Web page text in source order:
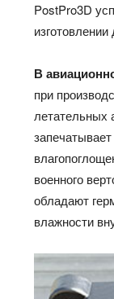
PostPro3D
В
при
летательных
военного
обладают
влажности